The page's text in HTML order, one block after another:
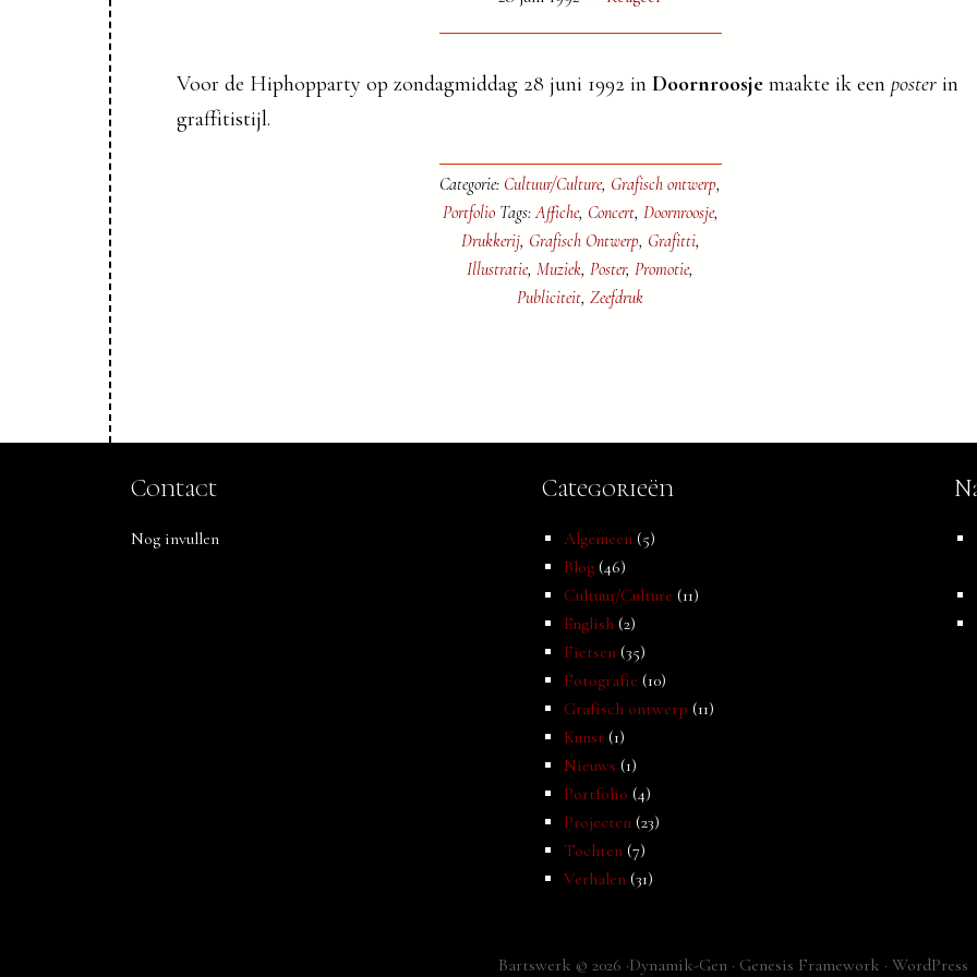
Voor de Hiphopparty op zondagmiddag 28 juni 1992 in Doornroosje maakte ik een poster in
graffitistijl.
Categorie: Cultuur/Culture, Grafisch ontwerp,
Portfolio Tags:Affiche, Concert, Doornroosje,
Drukkerij, Grafisch Ontwerp, Grafitti,
Illustratie, Muziek, Poster, Promotie,
Publiciteit, Zeefdruk
Contact
Nog invullen
Categorieën
Algemeen (5)
Blog (46)
Cultuur/Culture (11)
English (2)
Fietsen (35)
Fotografie (10)
Grafisch ontwerp (11)
Kunst (1)
Nieuws (1)
Portfolio (4)
Projecten (23)
Tochten (7)
Verhalen (31)
Bartswerk © 2026 ·Dynamik-Gen· Genesis Framework · WordPress